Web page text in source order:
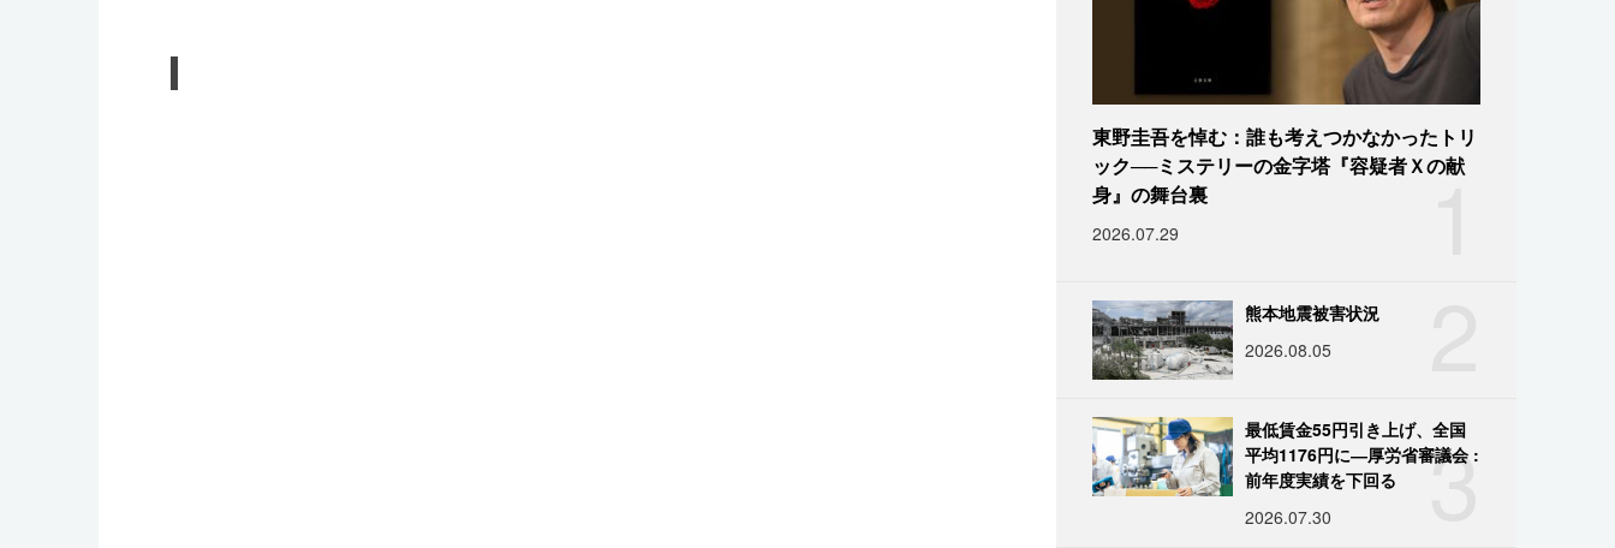
1
東野圭吾を悼む：誰も考えつかなかったトリ
ック──ミステリーの金字塔『容疑者Ｘの献
身』の舞台裏
2026.07.29
熊本地震被害状況
2026.08.05
3
最低賃金55円引き上げ、全国
平均1176円に―厚労省審議会 :
前年度実績を下回る
2026.07.30